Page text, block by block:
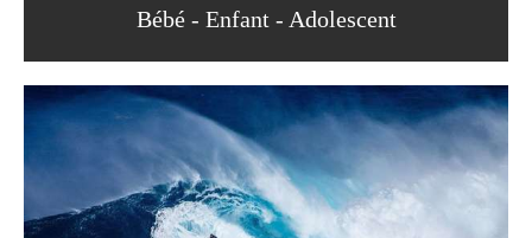
Bébé - Enfant - Adolescent